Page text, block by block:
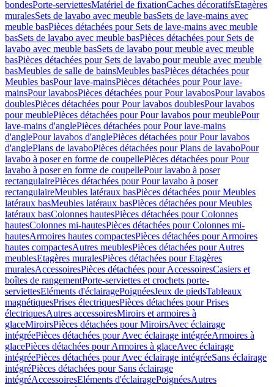
bondesPorte-serviettesMatériel de fixationCaches décoratifsEtagères
muralesSets de lavabo avec meuble basSets de lave-mains avec
meuble basPièces détachées pour Sets de lave-mains avec meuble
basSets de lavabo avec meuble basPièces détachées pour Sets de
lavabo avec meuble basSets de lavabo pour meuble avec meuble
basPièces détachées pour Sets de lavabo pour meuble avec meuble
basMeubles de salle de bainsMeubles basPièces détachées pour
Meubles basPour lave-mainsPièces détachées pour Pour lave-
mainsPour lavabosPièces détachées pour Pour lavabosPour lavabos
doublesPièces détachées pour Pour lavabos doublesPour lavabos
pour meublePièces détachées pour Pour lavabos pour meublePour
lave-mains d'anglePièces détachées pour Pour lave-mains
d'anglePour lavabos d'anglePièces détachées pour Pour lavabos
d'anglePlans de lavaboPièces détachées pour Plans de lavaboPour
lavabo à poser en forme de coupellePièces détachées pour Pour
lavabo à poser en forme de coupellePour lavabo à poser
rectangulairePièces détachées pour Pour lavabo à poser
rectangulaireMeubles latéraux basPièces détachées pour Meubles
latéraux basMeubles latéraux basPièces détachées pour Meubles
latéraux basColonnes hautesPièces détachées pour Colonnes
hautesColonnes mi-hautesPièces détachées pour Colonnes mi-
hautesArmoires hautes compactesPièces détachées pour Armoires
hautes compactesAutres meublesPièces détachées pour Autres
meublesEtagères muralesPièces détachées pour Etagères
muralesAccessoiresPièces détachées pour AccessoiresCasiers et
boîtes de rangementPorte-serviettes et crochets porte-
serviettesEléments d'éclairagePoignéesJeux de piedsTableaux
magnétiquesPrises électriquesPièces détachées pour Prises
électriquesAutres accessoiresMiroirs et armoires à
glaceMiroirsPièces détachées pour MiroirsAvec éclairage
intégréePièces détachées pour Avec éclairage intégréeArmoires à
glacePièces détachées pour Armoires à glaceAvec éclairage
intégréePièces détachées pour Avec éclairage intégréeSans éclairage
intégréPièces détachées pour Sans éclairage
intégréAccessoiresEléments d'éclairagePoignéesAutres